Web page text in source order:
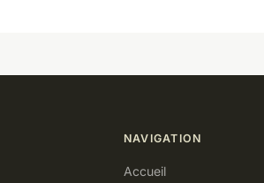
NAVIGATION
Accueil